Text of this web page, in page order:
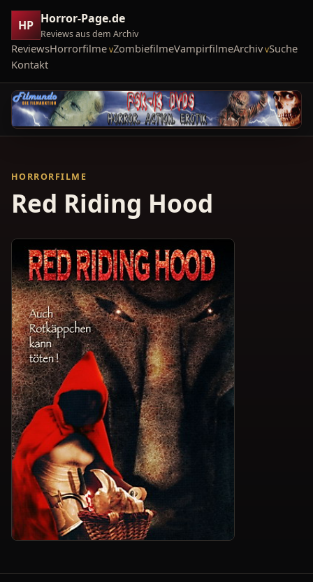
HP Horror-Page.de
Reviews aus dem Archiv
ReviewsHorrorfilme ZombiefilmeVampirfilmeArchiv Suche
Kontakt
HORRORFILME
Red Riding Hood